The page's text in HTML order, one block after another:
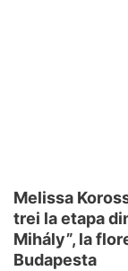
Melissa
trei la etapa
Mihály”, la
Budapesta